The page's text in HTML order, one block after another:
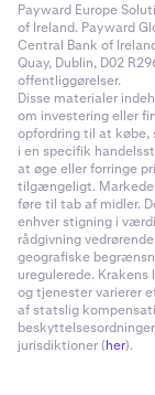
Payward Europe
of Ireland. Payward
Central Bank of
Quay, Dublin, D02
offentliggørelser.
Disse materialer
om investering eller
opfordring til at
i en specifik
at øge eller forringe
tilgængeligt.
føre til tab af midler.
enhver stigning i
rådgivning
geografiske
uregulerede.
og tjenester varierer
af statslig
jurisdiktioner (her).